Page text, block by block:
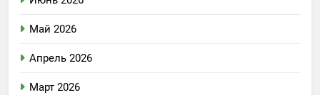
Май 2026
Апрель 2026
Март 2026